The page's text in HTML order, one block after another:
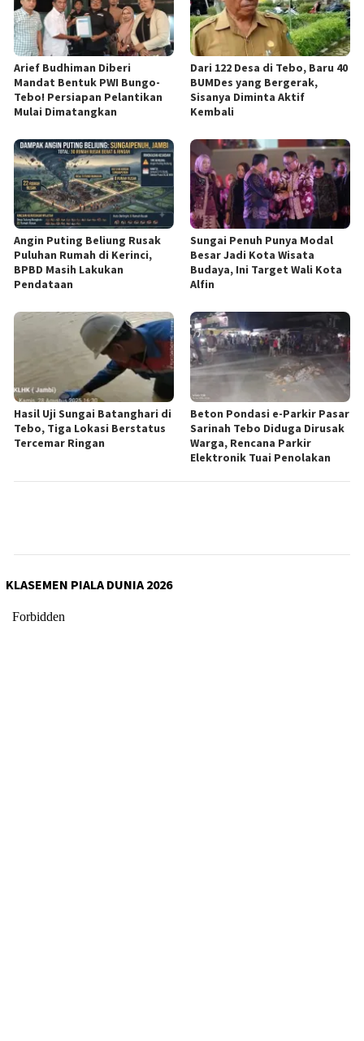
Arief Budhiman Diberi
Mandat Bentuk PWI Bungo-
Tebo! Persiapan Pelantikan
Mulai Dimatangkan
Dari 122 Desa di Tebo, Baru 40
BUMDes yang Bergerak,
Sisanya Diminta Aktif
Kembali
Angin Puting Beliung Rusak
Puluhan Rumah di Kerinci,
BPBD Masih Lakukan
Pendataan
Sungai Penuh Punya Modal
Besar Jadi Kota Wisata
Budaya, Ini Target Wali Kota
Alfin
Hasil Uji Sungai Batanghari di
Tebo, Tiga Lokasi Berstatus
Tercemar Ringan
Beton Pondasi e-Parkir Pasar
Sarinah Tebo Diduga Dirusak
Warga, Rencana Parkir
Elektronik Tuai Penolakan
KLASEMEN PIALA DUNIA 2026